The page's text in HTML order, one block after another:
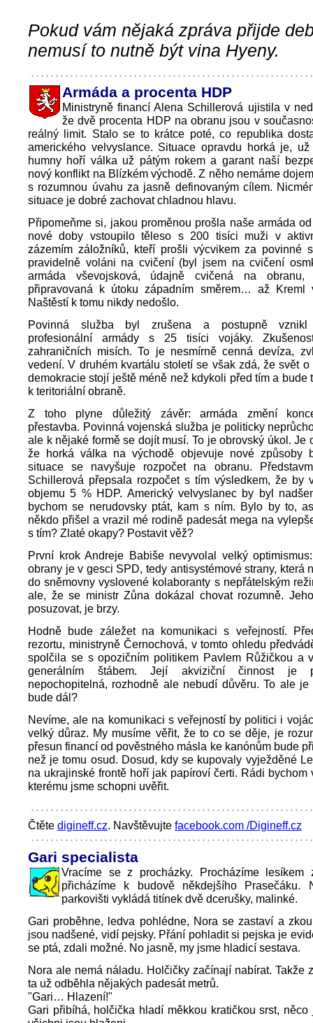
Pokud vám nějaká zpráva přijde
nemusí to nutně být vina Hyeny.
Armáda a procenta HDP
Ministryně financí Alena Schillerová ujistila v
že dvě procenta HDP na obranu jsou v
reálný limit. Stalo se to krátce poté, co republika
amerického velvyslance. Situace opravdu horká je,
humny hoří válka už pátým rokem a garant naší
nový konflikt na Blízkém východě. Z něho nemáme
s rozumnou úvahu za jasně definovaným cílem.
situace je dobré zachovat chladnou hlavu.
Připomeňme si, jakou proměnou prošla naše armáda
nové doby vstoupilo těleso s 200 tisíci muži v
zázemím záložníků, kteří prošli výcvikem za povinné
pravidelně voláni na cvičení (byl jsem na cvičení
armáda vševojsková, údajně cvičená na obranu,
připravovaná k útoku západním směrem… až Kreml
Naštěstí k tomu nikdy nedošlo.
Povinná služba byl zrušena a postupně vznikl
profesionální armády s 25 tisíci vojáky.
zahraničních misích. To je nesmírně cenná devíza,
vedení. V druhém kvartálu století se však zdá, že svět o
demokracie stojí ještě méně než kdykoli před tím a bude
k teritoriální obraně.
Z toho plyne důležitý závěr: armáda změní
přestavba. Povinná vojenská služba je politicky
ale k nějaké formě se dojít musí. To je obrovský úkol. Je
že horká válka na východě objevuje nové způsoby
situace se navyšuje rozpočet na obranu.
Schillerová přepsala rozpočet s tím výsledkem, že by
objemu 5 % HDP. Americký velvyslanec by byl
bychom se nerudovsky ptát, kam s ním. Bylo by to,
někdo přišel a vrazil mé rodině padesát mega na
s tím? Zlaté okapy? Postavit věž?
První krok Andreje Babiše nevyvolal velký
obrany je v gesci SPD, tedy antisystémové strany, která
do sněmovny vyslovené kolaboranty s nepřátelským
ale, že se ministr Zůna dokázal chovat rozumně.
posuzovat, je brzy.
Hodně bude záležet na komunikaci s veřejností.
rezortu, ministryně Černochová, v tomto ohledu
spolčila se s opozičním politikem Pavlem Růžičkou a
generálním štábem. Její akviziční činnost je
nepochopitelná, rozhodně ale nebudí důvěru. To ale je
bude dál?
Nevíme, ale na komunikaci s veřejností by politici i
velký důraz. My musíme věřit, že to co se děje, je
přesun financí od pověstného másla ke kanónům bude
než je tomu osud. Dosud, kdy se kupovaly vyježděné
na ukrajinské frontě hoří jak papíroví čerti. Rádi bychom
kterému jsme schopni uvěřit.
Čtěte digineff.cz. Navštěvujte facebook.com /Digineff.cz
Gari specialista
Vracíme se z procházky. Procházíme lesíkem
přicházíme k budově někdejšího Prasečáku.
parkovišti vykládá titínek dvě dcerušky, malinké.
Gari proběhne, ledva pohlédne, Nora se zastaví a
jsou nadšené, vidí pejsky. Přání pohladit si pejska je
se ptá, zdali možné. No jasně, my jsme hladicí sestava.
Nora ale nemá náladu. Holčičky začínají nabírat. Takže
ta už odběhla nějakých padesát metrů.
"Gari… Hlazení!"
Gari přibíhá, holčička hladí měkkou kratičkou srst, něco